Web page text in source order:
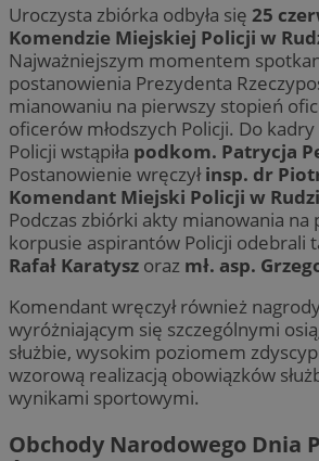
Uroczysta zbiórka odbyła się 25
Komendzie Miejskiej Policji w
Najważniejszym momentem
postanowienia Prezydenta
mianowaniu na pierwszy stopień
oficerów młodszych Policji. Do
Policji wstąpiła podkom. Patrycja
Postanowienie wręczyłinsp. dr
Komendant Miejski Policji w
Podczas zbiórki akty mianowania
korpusie aspirantów Policji odebrali
Rafał Karatysz oraz mł. asp.
Komendant wręczył również
wyróżniającym się szczególnymi
służbie, wysokim poziomem
wzorową realizacją obowiązków
wynikami sportowymi.
Obchody Narodowego Dnia